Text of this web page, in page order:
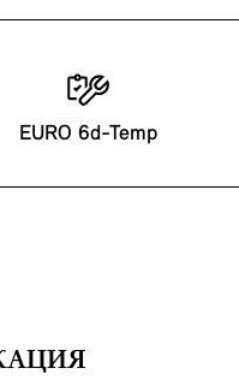
EURO 6d-Temp